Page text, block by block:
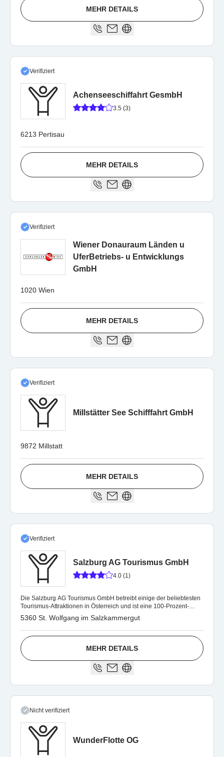
MEHR DETAILS
Verifiziert
Achenseeschiffahrt GesmbH
3.5 (3)
6213 Pertisau
MEHR DETAILS
Verifiziert
Wiener Donauraum Länden u
UferBetriebs- u Entwicklungs
GmbH
1020 Wien
MEHR DETAILS
Verifiziert
Millstätter See Schifffahrt GmbH
9872 Millstatt
MEHR DETAILS
Verifiziert
Salzburg AG Tourismus GmbH
4.0 (1)
Die Salzburg AG Tourismus GmbH betreibt einige der beliebtesten
Tourismus-Attraktionen in Österreich und ist eine 100-Prozent-
Tochter der Salzburg AG.
5360 St. Wolfgang im Salzkammergut
MEHR DETAILS
Nicht verifiziert
WunderFlotte OG